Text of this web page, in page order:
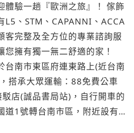
一趟『歐洲之旅』！ 傢飾
L5、STM、CAPANNI、ACCA
客完整及全方位的專業諮詢服
擁有獨一無二舒適的家！
台南市東區府連東路上(近台南
搭承大眾運輸：88免費公車
店(誠品書局站)，自行開車的
道1號轉台南市區，附近設有免